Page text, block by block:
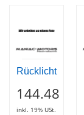
Rücklicht
144.48
inkl. 19% USt.